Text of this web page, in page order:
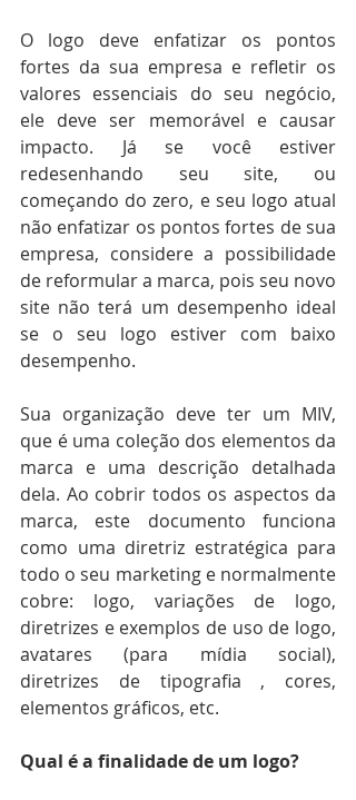
O logo deve enfatizar os pontos
fortes da sua empresa e refletir os
valores essenciais do seu negócio,
ele deve ser memorável e causar
impacto. Já se você estiver
redesenhando seu site, ou
começando do zero, e seu logo atual
não enfatizar os pontos fortes de sua
empresa, considere a possibilidade
de reformular a marca, pois seu novo
site não terá um desempenho ideal
se o seu logo estiver com baixo
desempenho.
Sua organização deve ter um MIV,
que é uma coleção dos elementos da
marca e uma descrição detalhada
dela. Ao cobrir todos os aspectos da
marca, este documento funciona
como uma diretriz estratégica para
todo o seu marketing e normalmente
cobre: ​​logo, variações de logo,
diretrizes e exemplos de uso de logo,
avatares (para mídia social),
diretrizes de tipografia , cores,
elementos gráficos, etc.
Qual é a finalidade de um logo?